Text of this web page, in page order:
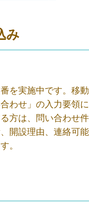
み
を実施中です。移
わせ」の入力要領
方は、問い合わせ
開設理由、連絡可
。